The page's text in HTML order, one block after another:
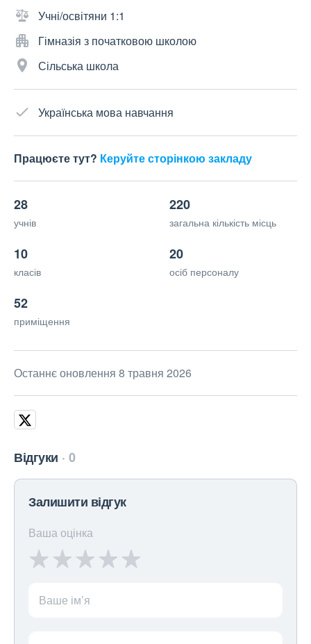
Учні/освітяни 1:1
Гімназія з початковою школою
Сільська школа
Українська мова навчання
Працюєте тут? Керуйте сторінкою закладу
28
учнів
220
загальна кількість місць
10
класів
20
осіб персоналу
52
приміщення
Останнє оновлення 8 травня 2026
Відгуки 0
Залишити відгук
Ваша оцінка
Ваше ім’я